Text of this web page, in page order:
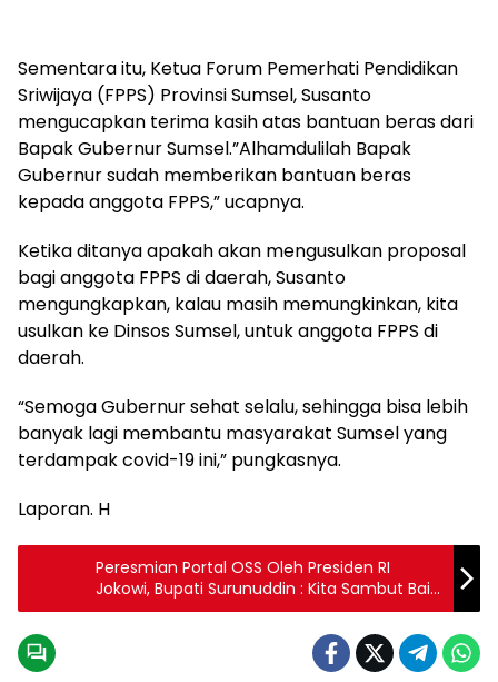
Sementara itu, Ketua Forum Pemerhati Pendidikan
Sriwijaya (FPPS) Provinsi Sumsel, Susanto
mengucapkan terima kasih atas bantuan beras dari
Bapak Gubernur Sumsel.”Alhamdulilah Bapak
Gubernur sudah memberikan bantuan beras
kepada anggota FPPS,” ucapnya.
Ketika ditanya apakah akan mengusulkan proposal
bagi anggota FPPS di daerah, Susanto
mengungkapkan, kalau masih memungkinkan, kita
usulkan ke Dinsos Sumsel, untuk anggota FPPS di
daerah.
“Semoga Gubernur sehat selalu, sehingga bisa lebih
banyak lagi membantu masyarakat Sumsel yang
terdampak covid-19 ini,” pungkasnya.
Laporan. H
Peresmian Portal OSS Oleh Presiden RI
Jokowi, Bupati Surunuddin : Kita Sambut Baik,
Dukung dan Evaluasi Regulasi Terkait